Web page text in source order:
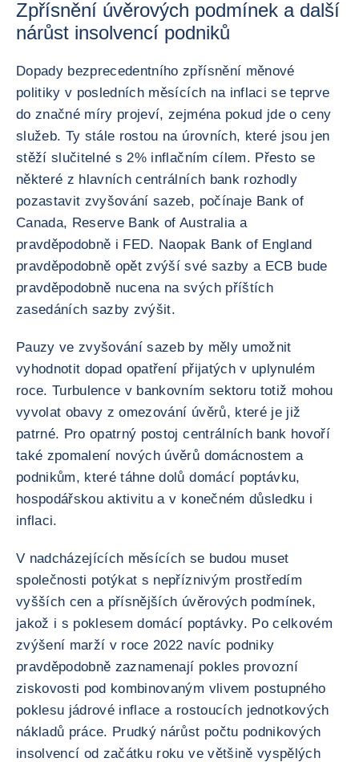
Zpřísnění úvěrových podmínek a další
nárůst insolvencí podniků
Dopady bezprecedentního zpřísnění měnové
politiky v posledních měsících na inflaci se teprve
do značné míry projeví, zejména pokud jde o ceny
služeb. Ty stále rostou na úrovních, které jsou jen
stěží slučitelné s 2% inflačním cílem. Přesto se
některé z hlavních centrálních bank rozhodly
pozastavit zvyšování sazeb, počínaje Bank of
Canada, Reserve Bank of Australia a
pravděpodobně i FED. Naopak Bank of England
pravděpodobně opět zvýší své sazby a ECB bude
pravděpodobně nucena na svých příštích
zasedáních sazby zvýšit.
Pauzy ve zvyšování sazeb by měly umožnit
vyhodnotit dopad opatření přijatých v uplynulém
roce. Turbulence v bankovním sektoru totiž mohou
vyvolat obavy z omezování úvěrů, které je již
patrné. Pro opatrný postoj centrálních bank hovoří
také zpomalení nových úvěrů domácnostem a
podnikům, které táhne dolů domácí poptávku,
hospodářskou aktivitu a v konečném důsledku i
inflaci.
V nadcházejících měsících se budou muset
společnosti potýkat s nepříznivým prostředím
vyšších cen a přísnějších úvěrových podmínek,
jakož i s poklesem domácí poptávky. Po celkovém
zvýšení marží v roce 2022 navíc podniky
pravděpodobně zaznamenají pokles provozní
ziskovosti pod kombinovaným vlivem postupného
poklesu jádrové inflace a rostoucích jednotkových
nákladů práce. Prudký nárůst počtu podnikových
insolvencí od začátku roku ve většině vyspělých